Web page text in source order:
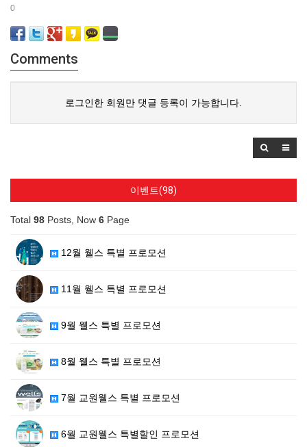
0
Comments
로그인한 회원만 댓글 등록이 가능합니다.
이벤트(98)
Total 98 Posts, Now 6 Page
12월 웰스 특별 프로모션
11월 웰스 특별 프로모션
9월 웰스 특별 프로모션
8월 웰스 특별 프로모션
7월 교원웰스 특별 프로모션
6월 교원웰스 특별할인 프로모션